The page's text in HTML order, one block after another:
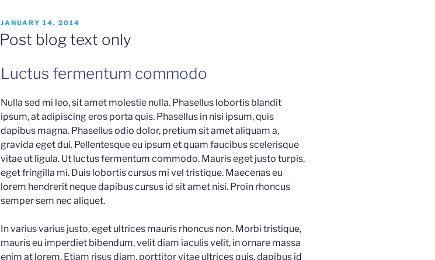
POSTED
ON
JANUARY 14, 2014
Post blog text only
Luctus fermentum commodo
Nulla sed mi leo, sit amet molestie nulla. Phasellus lobortis blandit
ipsum, at adipiscing eros porta quis. Phasellus in nisi ipsum, quis
dapibus magna. Phasellus odio dolor, pretium sit amet aliquam a,
gravida eget dui. Pellentesque eu ipsum et quam faucibus scelerisque
vitae ut ligula. Ut luctus fermentum commodo. Mauris eget justo turpis,
eget fringilla mi. Duis lobortis cursus mi vel tristique. Maecenas eu
lorem hendrerit neque dapibus cursus id sit amet nisi. Proin rhoncus
semper sem nec aliquet.
In varius varius justo, eget ultrices mauris rhoncus non. Morbi tristique,
mauris eu imperdiet bibendum, velit diam iaculis velit, in ornare massa
enim at lorem. Etiam risus diam, porttitor vitae ultrices quis, dapibus id